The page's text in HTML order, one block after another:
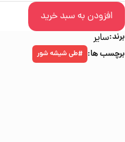
افزودن به سبد خرید
برند:سایر
برچسب ها: #طی شیشه شور